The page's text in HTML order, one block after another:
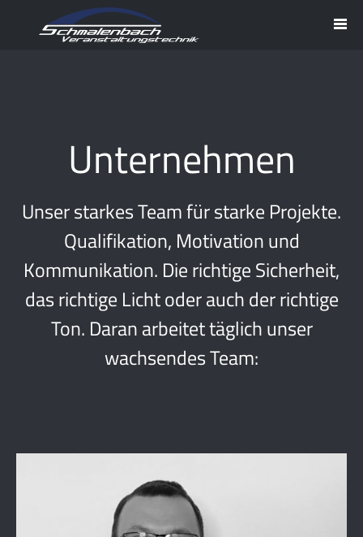
Unternehmen
Unser starkes Team für starke Projekte.
Qualifikation, Motivation und
Kommunikation. Die richtige Sicherheit,
das richtige Licht oder auch der richtige
Ton. Daran arbeitet täglich unser
wachsendes Team: